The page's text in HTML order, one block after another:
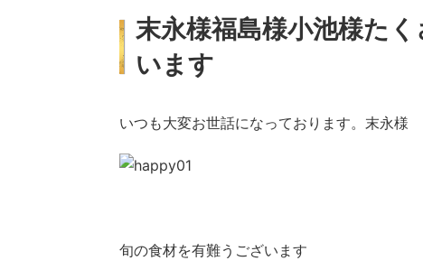
末永様福島様小池様た
います
いつも大変お世話になっております。末永様
旬の食材を有難うございます